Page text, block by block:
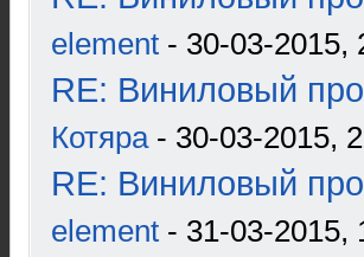
element - 30-03-2015,
RE: Виниловый
Котяра- 30-03-2015,
RE: Виниловый
element - 31-03-2015,